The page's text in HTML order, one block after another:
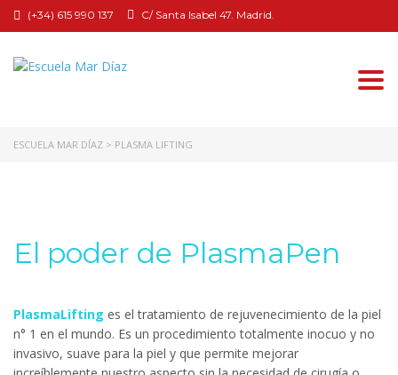
C/ Santa Isabel 47. Madrid.
(+34) 615 990 137
ESCUELA MAR DÍAZ > PLASMA LIFTING
El poder de PlasmaPen
PlasmaLifting es el tratamiento de rejuvenecimiento de la piel
n° 1 en el mundo. Es un procedimiento totalmente inocuo y no
invasivo, suave para la piel y que permite mejorar